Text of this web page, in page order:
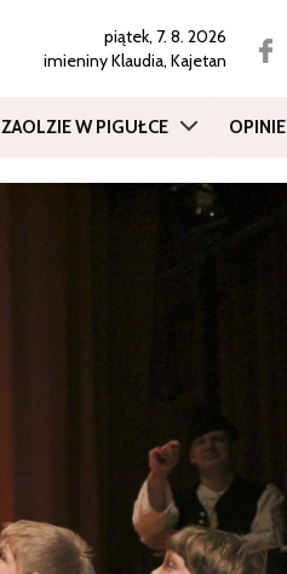
piątek, 7. 8. 2026
imieninyKlaudia, Kajetan
ZAOLZIE W PIGUŁCE OPINIE